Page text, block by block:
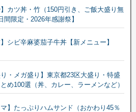
】カツ丼・竹（150円引き、ご飯大盛り無
間限定・2026年感謝祭】
】シビ辛麻婆茄子牛丼【新メニュー】
り・メガ盛り】東京都23区大盛り・特盛
め100選（丼、カレー、ラーメンなど）
マ】たっぷりハムサンド（おかわり45％